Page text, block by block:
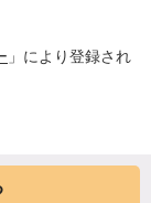
」により登録され